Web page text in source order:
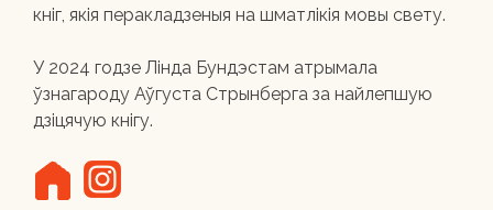
кніг, якія перакладзеныя на шматлікія мовы свету.
У 2024 годзе Лінда Бундэстам атрымала
ўзнагароду Аўгуста Стрынберга за найлепшую
дзіцячую кнігу.